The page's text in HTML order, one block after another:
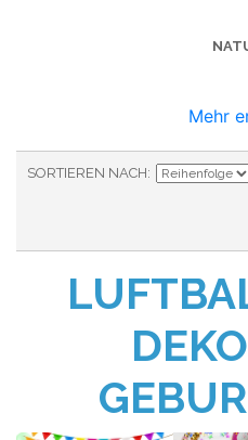
Mehr
SORTIEREN NACH